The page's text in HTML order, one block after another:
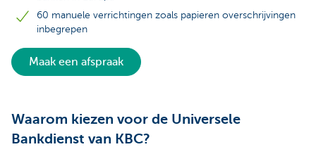
60 manuele verrichtingen zoals papieren overschrijvingen
inbegrepen
Maak een afspraak
Waarom kiezen voor de Universele
Bankdienst van KBC?